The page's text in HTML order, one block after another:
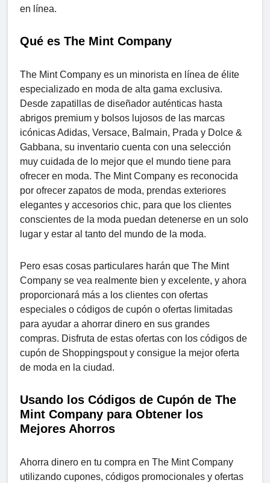
en línea.
Qué es The Mint Company
The Mint Company es un minorista en línea de élite
especializado en moda de alta gama exclusiva.
Desde zapatillas de diseñador auténticas hasta
abrigos premium y bolsos lujosos de las marcas
icónicas Adidas, Versace, Balmain, Prada y Dolce &
Gabbana, su inventario cuenta con una selección
muy cuidada de lo mejor que el mundo tiene para
ofrecer en moda. The Mint Company es reconocida
por ofrecer zapatos de moda, prendas exteriores
elegantes y accesorios chic, para que los clientes
conscientes de la moda puedan detenerse en un solo
lugar y estar al tanto del mundo de la moda.
Pero esas cosas particulares harán que The Mint
Company se vea realmente bien y excelente, y ahora
proporcionará más a los clientes con ofertas
especiales o códigos de cupón o ofertas limitadas
para ayudar a ahorrar dinero en sus grandes
compras. Disfruta de estas ofertas con los códigos de
cupón de Shoppingspout y consigue la mejor oferta
de moda en la ciudad.
Usando los Códigos de Cupón de The
Mint Company para Obtener los
Mejores Ahorros
Ahorra dinero en tu compra en The Mint Company
utilizando cupones, códigos promocionales y ofertas